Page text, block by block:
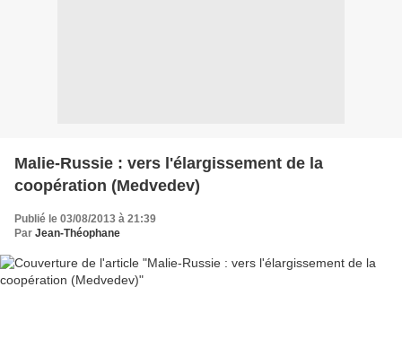
Malie-Russie : vers l'élargissement de la
coopération (Medvedev)
Publié le 03/08/2013 à 21:39
Par Jean-Théophane